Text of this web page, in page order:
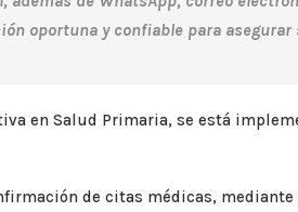
oportuna y confiable para asegurar
en Salud Primaria, se está
de citas médicas,